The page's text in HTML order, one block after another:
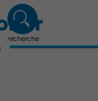
recherche